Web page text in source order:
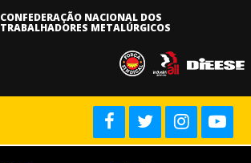
CONFEDERAÇÃO NACIONAL DOS
TRABALHADORES METALÚRGICOS